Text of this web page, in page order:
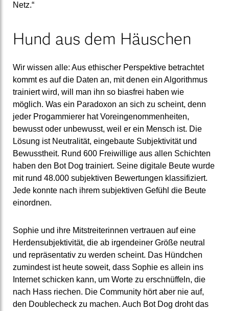
Netz.“
Hund aus dem Häuschen
Wir wissen alle: Aus ethischer Perspektive betrachtet
kommt es auf die Daten an, mit denen ein Algorithmus
trainiert wird, will man ihn so biasfrei haben wie
möglich. Was ein Paradoxon an sich zu scheint, denn
jeder Progammierer hat Voreingenommenheiten,
bewusst oder unbewusst, weil er ein Mensch ist. Die
Lösung ist Neutralität, eingebaute Subjektivität und
Bewusstheit. Rund 600 Freiwillige aus allen Schichten
haben den Bot Dog trainiert. Seine digitale Beute wurde
mit rund 48.000 subjektiven Bewertungen klassifiziert.
Jede konnte nach ihrem subjektiven Gefühl die Beute
einordnen.
Sophie und ihre Mitstreiterinnen vertrauen auf eine
Herdensubjektivität, die ab irgendeiner Größe neutral
und repräsentativ zu werden scheint. Das Hündchen
zumindest ist heute soweit, dass Sophie es allein ins
Internet schicken kann, um Worte zu erschnüffeln, die
nach Hass riechen. Die Community hört aber nie auf,
den Doublecheck zu machen. Auch Bot Dog droht das